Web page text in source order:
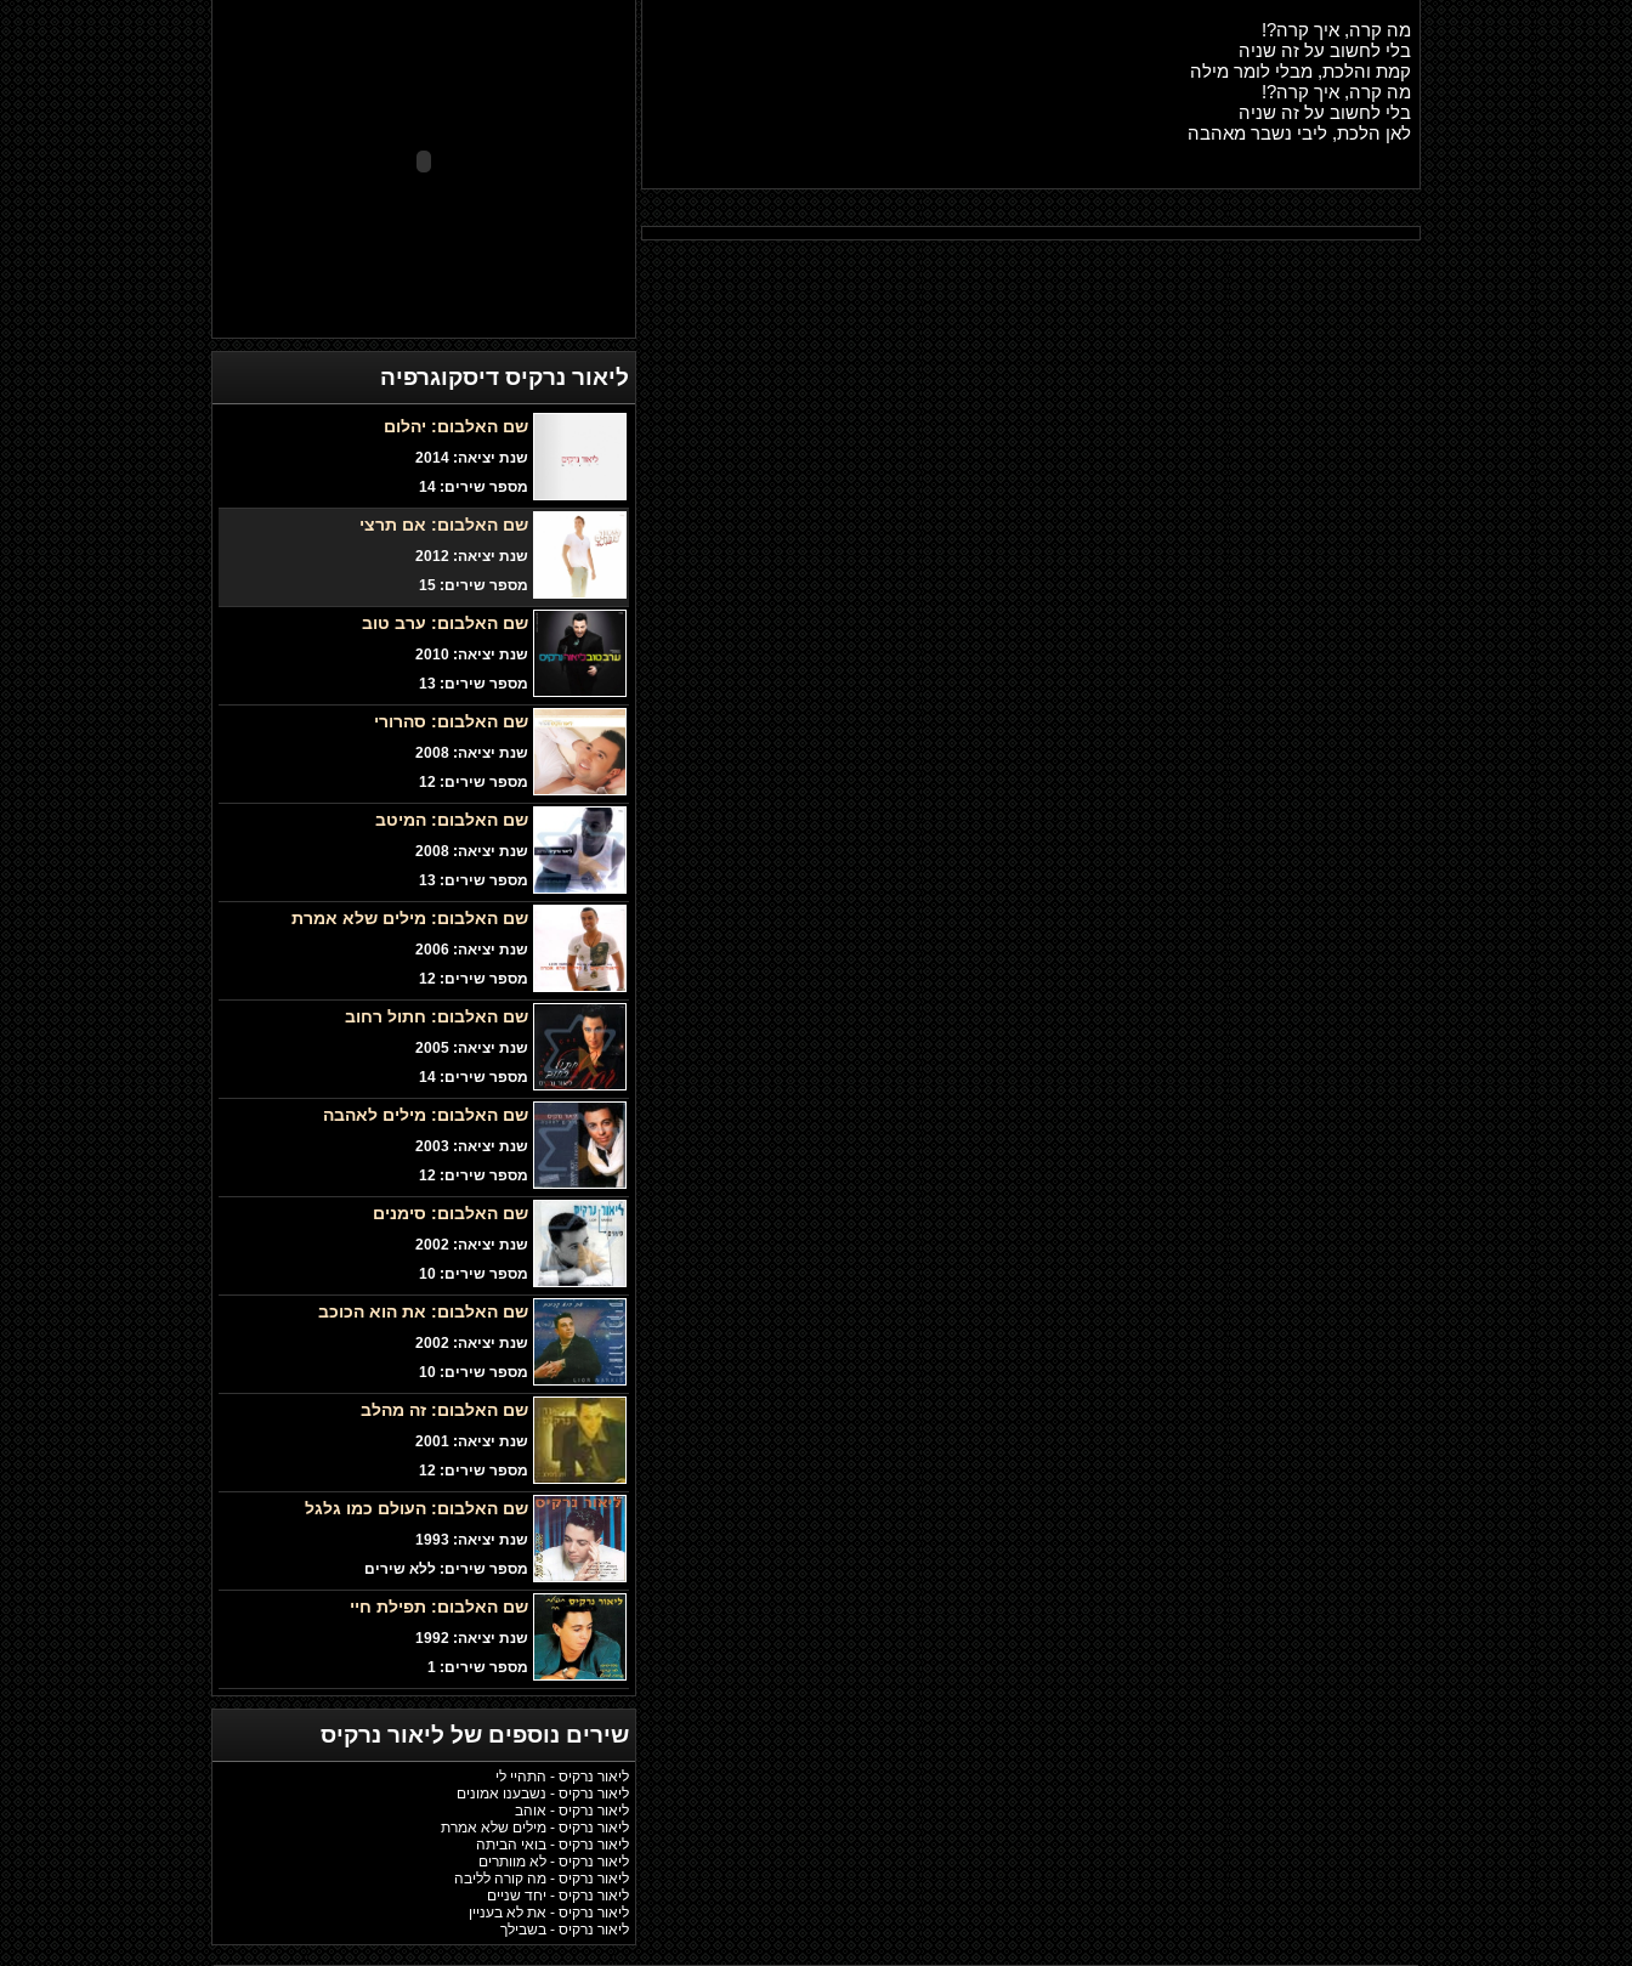
מה קרה, איך קרה?!
בלי לחשוב על זה שניה
קמת והלכת, מבלי לומר מילה
מה קרה, איך קרה?!
בלי לחשוב על זה שניה
לאן הלכת, ליבי נשבר מאהבה
ליאור נרקיס דיסקוגרפיה
שם האלבום: יהלום
שנת יציאה: 2014
מספר שירים: 14
שם האלבום: אם תרצי
שנת יציאה: 2012
מספר שירים: 15
שם האלבום: ערב טוב
שנת יציאה: 2010
מספר שירים: 13
שם האלבום: סהרורי
שנת יציאה: 2008
מספר שירים: 12
שם האלבום: המיטב
שנת יציאה: 2008
מספר שירים: 13
שם האלבום: מילים שלא אמרת
שנת יציאה: 2006
מספר שירים: 12
שם האלבום: חתול רחוב
שנת יציאה: 2005
מספר שירים: 14
שם האלבום: מילים לאהבה
שנת יציאה: 2003
מספר שירים: 12
שם האלבום: סימנים
שנת יציאה: 2002
מספר שירים: 10
שם האלבום: את הוא הכוכב
שנת יציאה: 2002
מספר שירים: 10
שם האלבום: זה מהלב
שנת יציאה: 2001
מספר שירים: 12
שם האלבום: העולם כמו גלגל
שנת יציאה: 1993
מספר שירים: ללא שירים
שם האלבום: תפילת חיי
שנת יציאה: 1992
מספר שירים: 1
שירים נוספים של ליאור נרקיס
ליאור נרקיס - התהיי לי
ליאור נרקיס - נשבענו אמונים
ליאור נרקיס - אוהב
ליאור נרקיס - מילים שלא אמרת
ליאור נרקיס - בואי הביתה
ליאור נרקיס - לא מוותרים
ליאור נרקיס - מה קורה לליבה
ליאור נרקיס - יחד שניים
ליאור נרקיס - את לא בעניין
ליאור נרקיס - בשבילך